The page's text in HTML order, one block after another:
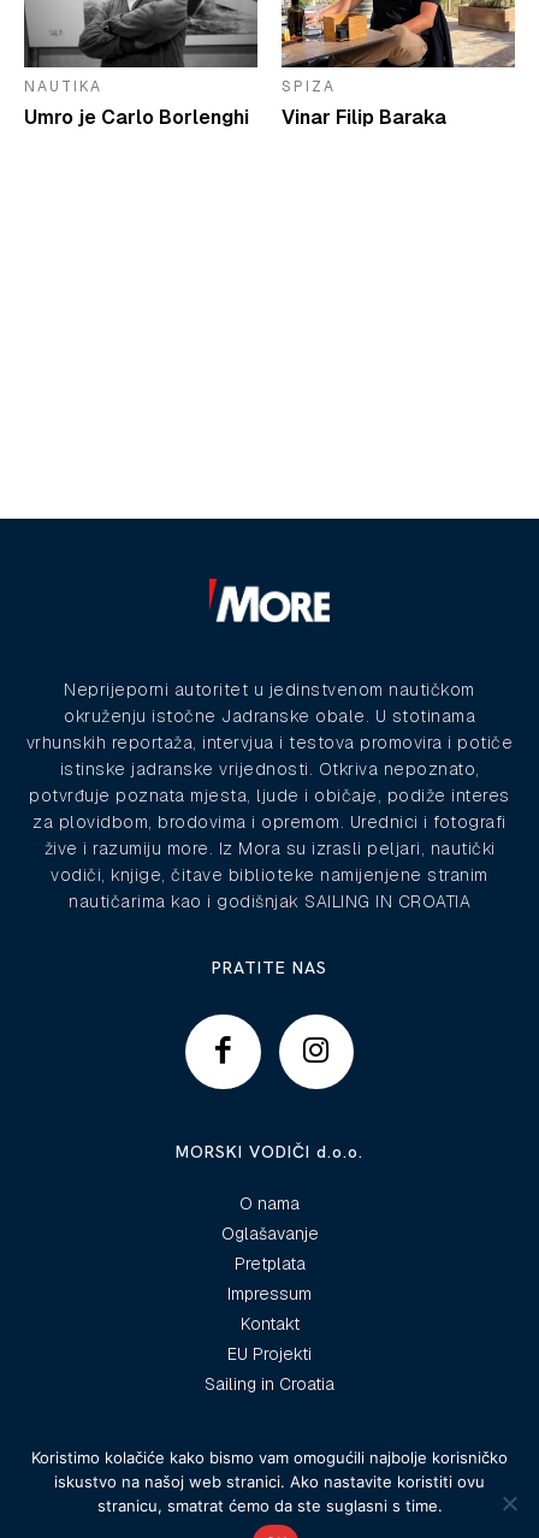
NAUTIKA
Umro je Carlo Borlenghi
SPIZA
Vinar Filip Baraka
Neprijeporni autoritet u jedinstvenom nautičkom
okruženju istočne Jadranske obale. U stotinama
vrhunskih reportaža, intervjua i testova promovira i potiče
istinske jadranske vrijednosti. Otkriva nepoznato,
potvrđuje poznata mjesta, ljude i običaje, podiže interes
za plovidbom, brodovima i opremom. Urednici i fotografi
žive i razumiju more. Iz Mora su izrasli peljari, nautički
vodiči, knjige, čitave biblioteke namijenjene stranim
nautičarima kao i godišnjak SAILING IN CROATIA
PRATITE NAS
MORSKI VODIČI d.o.o.
O nama
Oglašavanje
Pretplata
Impressum
Kontakt
EU Projekti
Sailing in Croatia
© 2025 Morski vodiči
Koristimo kolačiće kako bismo vam omogućili najbolje korisničko
iskustvo na našoj web stranici. Ako nastavite koristiti ovu
stranicu, smatrat ćemo da ste suglasni s time.